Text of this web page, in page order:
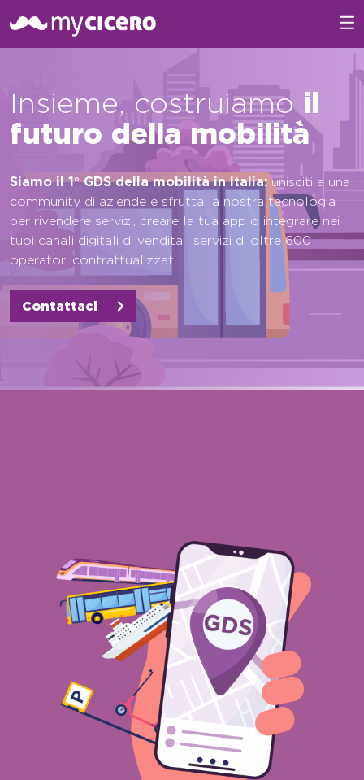
Insieme, costruiamo il
futuro della mobilità
Siamo il 1° GDS della mobilità in Italia: unisciti a una
community di aziende e sfrutta la nostra tecnologia
per rivendere servizi, creare la tua app o integrare nei
tuoi canali digitali di vendita i servizi di oltre 600
operatori contrattualizzati.
Contattaci